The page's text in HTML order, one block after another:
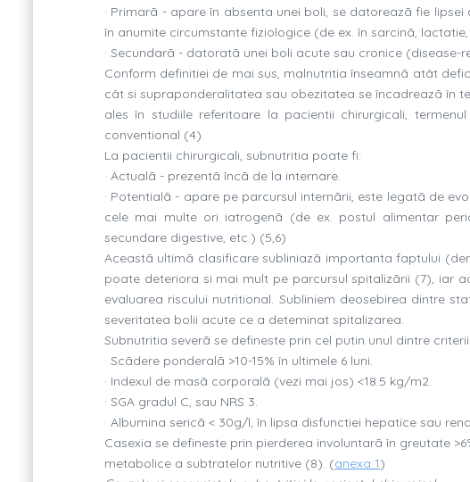
· Primarã - apare în absenta unei boli, se datoreazã fie
în anumite circumstante fiziologice (de ex. în sarcinã,
· Secundarã - datoratã unei boli acute sau cronice
Conform definitiei de mai sus, malnutritia înseamnã atât
cât si supraponderalitatea sau obezitatea se încadreazã în
ales în studiile referitoare la pacientii chirurgicali,
conventional (4).
La pacientii chirurgicali, subnutritia poate fi:
· Actualã - prezentã încã de la internare.
· Potentialã - apare pe parcursul internãrii, este legatã de
cele mai multe ori iatrogenã (de ex. postul alimentar
secundare digestive, etc.) (5,6)
Aceastã ultimã clasificare subliniazã importanta faptului
poate deteriora si mai mult pe parcursul spitalizãrii (7), iar
evaluarea riscului nutritional. Subliniem deosebirea dintre
severitatea bolii acute ce a deteminat spitalizarea.
Subnutritia severã se defineste prin cel putin unul dintre
· Scãdere ponderalã >10-15% în ultimele 6 luni.
· Indexul de masã corporalã (vezi mai jos) <18.5 kg/m2.
· SGA gradul C, sau NRS 3.
· Albumina sericã < 30g/l, în lipsa disfunctiei hepatice sau
Casexia se defineste prin pierderea involuntarã în greutate
metabolice a subtratelor nutritive (8). (anexa 1)